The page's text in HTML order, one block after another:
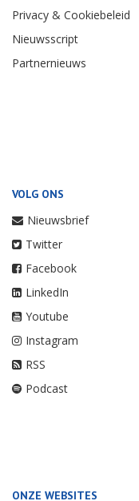
Privacy & Cookiebeleid
Nieuwsscript
Partnernieuws
VOLG ONS
Nieuwsbrief
Twitter
Facebook
LinkedIn
Youtube
Instagram
RSS
Podcast
ONZE WEBSITES